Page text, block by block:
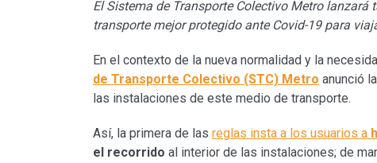
El Sistema de Transporte Colectivo Metro
transporte mejor protegido ante Covid-19 para
En el contexto de la nueva normalidad y la
de Transporte Colectivo (STC) Metro anunció
las instalaciones de este medio de transporte.
Así, la primera de las reglas insta a los usuarios a
el recorrido al interior de las instalaciones; de